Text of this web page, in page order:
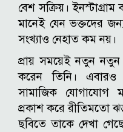
বেশ সক্রিয়।
মানেই যেন ভক্তদের
সংখ্যাও নেহাত কম নয়।
প্রায় সময়েই নতুন নতুন
করেন তিনি। এবারও
সামাজিক যোগাযোগ
প্রকাশ করে রীতিমতো
ছবিতে তাকে দেখা